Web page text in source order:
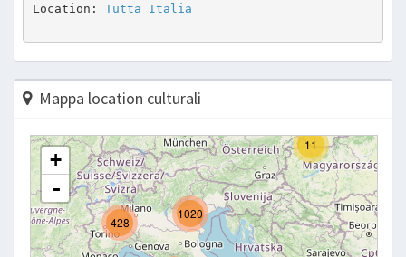
Location: Tutta Italia
Mappa location culturali